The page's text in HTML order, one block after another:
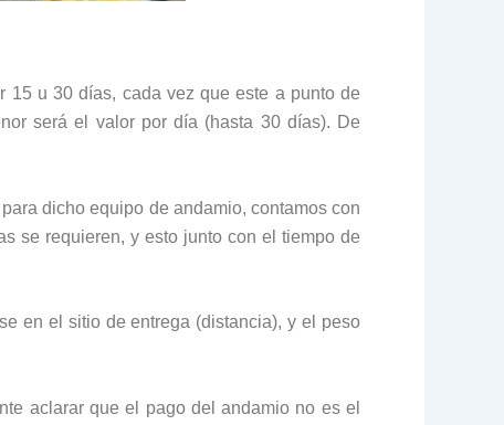
15 u 30 días, cada vez que este a punto de
será el valor por día (hasta 30 días). De
dicho equipo de andamio, contamos con
se requieren, y esto junto con el tiempo de
en el sitio de entrega (distancia), y el peso
aclarar que el pago del andamio no es el